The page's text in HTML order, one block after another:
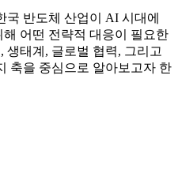
국 반도체 산업이 AI 시대에
어떤 전략적 대응이 필요한
생태계, 글로벌 협력, 그리고
축을 중심으로 알아보고자 한